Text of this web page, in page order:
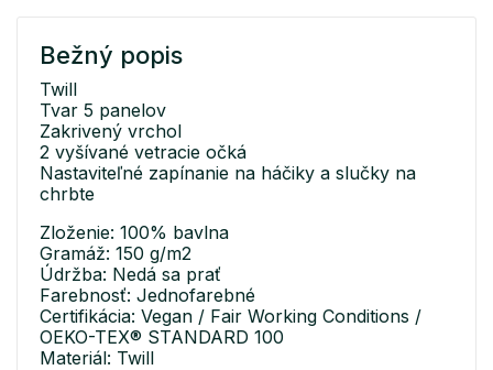
Bežný popis
Twill
Tvar 5 panelov
Zakrivený vrchol
2 vyšívané vetracie očká
Nastaviteľné zapínanie na háčiky a slučky na
chrbte
Zloženie: 100% bavlna
Gramáž: 150 g/m2
Údržba: Nedá sa prať
Farebnosť: Jednofarebné
Certifikácia: Vegan / Fair Working Conditions /
OEKO-TEX® STANDARD 100
Materiál: Twill